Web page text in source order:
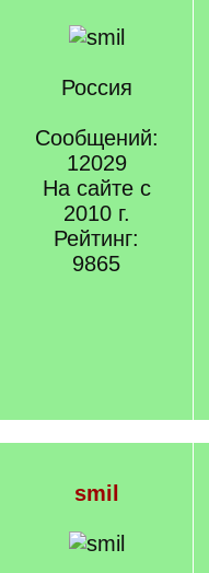
Россия
Сообщений:
12029
На сайте с
2010 г.
Рейтинг:
9865
smil